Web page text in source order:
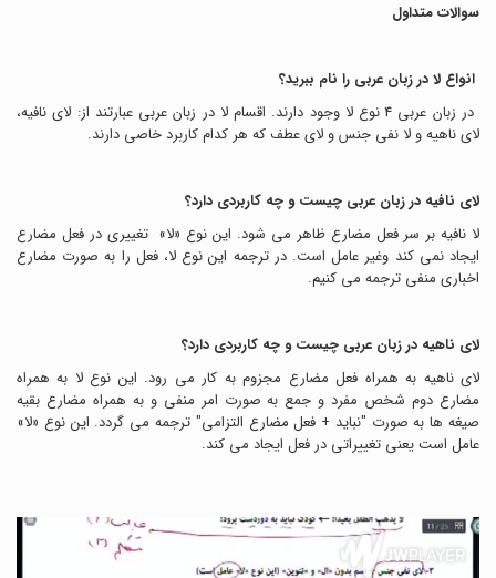
سوالات متداول
انواع لا در زبان عربی را نام ببرید؟
در زبان عربی 4 نوع لا وجود دارند. اقسام لا در زبان عربی عبارتند از: لای نافیه،
لای ناهیه و لا نفی جنس و لای عطف که هر کدام کاربرد خاصی دارند.
لای نافیه در زبان عربی چیست و چه کاربردی دارد؟
لا نافیه بر سر فعل مضارع ظاهر می شود. این نوع «لا» تغییری در فعل مضارع
ایجاد نمی کند وغیر عامل است. در ترجمه این نوع لا، فعل را به صورت مضارع
اخباری منفی ترجمه می کنیم.
لای ناهیه در زبان عربی چیست و چه کاربردی دارد؟
لای ناهیه به همراه فعل مضارع مجزوم به کار می رود. این نوع لا به همراه
مضارع دوم شخص مفرد و جمع به صورت امر منفی و به همراه مضارع بقیه
صیغه ها به صورت "نباید + فعل مضارع التزامی" ترجمه می گردد. این نوع «لا»
عامل است یعنی تغییراتی در فعل ایجاد می کند.